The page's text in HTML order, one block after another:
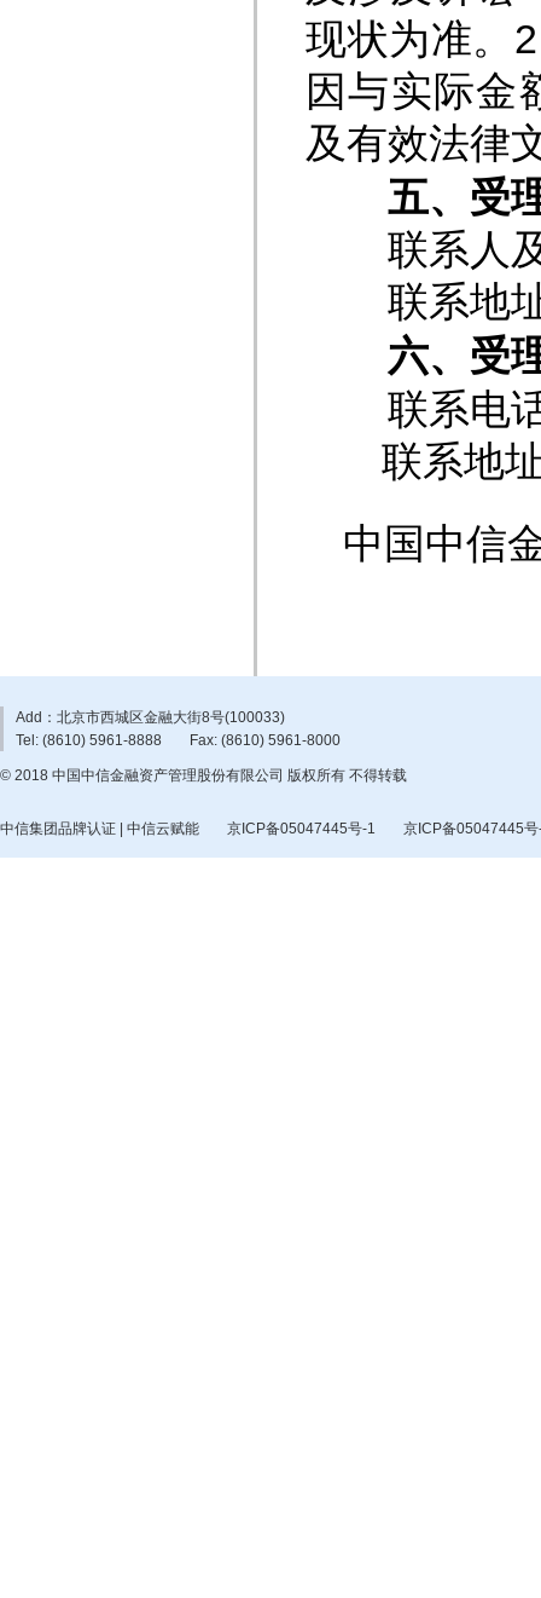
现状为准。
因与实际金
及有效法律
五、受理
联系人及
联系地址
六、受
联系电话
联系地址
中国中信
Add：北京市西城区金融大街8号(100033)
Tel: (8610) 5961-8888
Fax: (8610) 5961-8000
© 2018 中国中信金融资产管理股份有限公司 版权所有 不得转载
中信集团品牌认证 | 中信云赋能 京ICP备05047445号-1 京ICP备05047445